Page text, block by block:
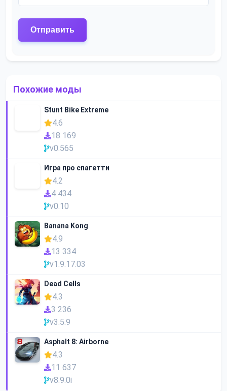
Похожие моды
Stunt Bike Extreme
4.6
18 169
v0.565
Игра про спагетти
4.2
4 434
v0.10
Banana Kong
4.9
13 334
v1.9.17.03
Dead Cells
4.3
3 236
v3.5.9
Asphalt 8: Airborne
4.3
11 637
v8.9.0i